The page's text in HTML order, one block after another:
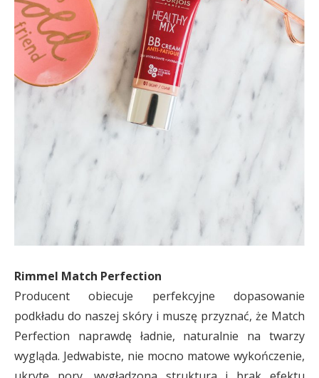
Rimmel Match Perfection
Producent obiecuje perfekcyjne dopasowanie
podkładu do naszej skóry i muszę przyznać, że Match
Perfection naprawdę ładnie, naturalnie na twarzy
wygląda. Jedwabiste, nie mocno matowe wykończenie,